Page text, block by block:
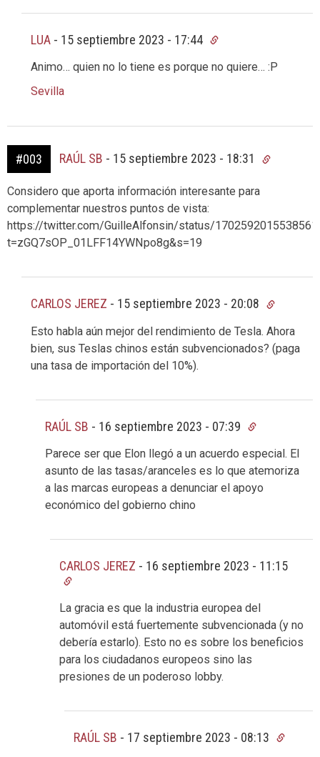
LUA - 15 septiembre 2023 - 17:44
Animo… quien no lo tiene es porque no quiere… :P
Sevilla
#003 RAÚL SB - 15 septiembre 2023 - 18:31
Considero que aporta información interesante para
complementar nuestros puntos de vista:
https://twitter.com/GuilleAlfonsin/status/
t=zGQ7sOP_01LFF14YWNpo8g&s=19
CARLOS JEREZ - 15 septiembre 2023 - 20:08
Esto habla aún mejor del rendimiento de Tesla. Ahora
bien, sus Teslas chinos están subvencionados? (paga
una tasa de importación del 10%).
RAÚL SB - 16 septiembre 2023 - 07:39
Parece ser que Elon llegó a un acuerdo especial. El
asunto de las tasas/aranceles es lo que atemoriza
a las marcas europeas a denunciar el apoyo
económico del gobierno chino
CARLOS JEREZ - 16 septiembre 2023 - 11:15
La gracia es que la industria europea del
automóvil está fuertemente subvencionada (y no
debería estarlo). Esto no es sobre los beneficios
para los ciudadanos europeos sino las
presiones de un poderoso lobby.
RAÚL SB - 17 septiembre 2023 - 08:13